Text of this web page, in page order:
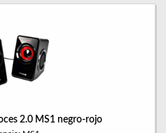
2.0 MS1 negro-rojo